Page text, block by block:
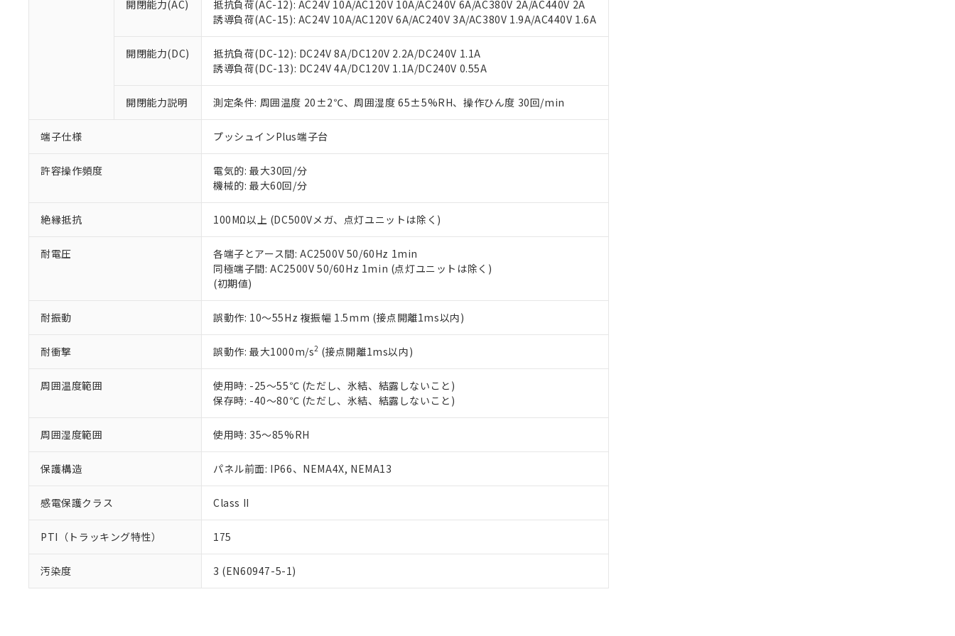
開閉能力(AC)
抵抗負荷(AC-12): AC24V 10A/AC120V 10A/AC240V 6A/AC380V 2A/AC440V 2A
誘導負荷(AC-15): AC24V 10A/AC120V 6A/AC240V 3A/AC380V 1.9A/AC440V 1.6A
開閉能力(DC)
抵抗負荷(DC-12): DC24V 8A/DC120V 2.2A/DC240V 1.1A
誘導負荷(DC-13): DC24V 4A/DC120V 1.1A/DC240V 0.55A
開閉能力説明 測定条件: 周囲温度 20±2℃、周囲湿度 65±5%RH、操作ひん度 30回/min
端子仕様 プッシュインPlus端子台
許容操作頻度
電気的: 最大30回/分
機械的: 最大60回/分
絶縁抵抗 100MΩ以上 (DC500Vメガ、点灯ユニットは除く)
耐電圧
各端子とアース間: AC2500V 50/60Hz 1min
同極端子間: AC2500V 50/60Hz 1min (点灯ユニットは除く)
(初期値)
耐振動 誤動作: 10～55Hz 複振幅 1.5mm (接点開離1ms以内)
耐衝撃 誤動作: 最大1000m/s2 (接点開離1ms以内)
周囲温度範囲
使用時: -25～55℃ (ただし、氷結、結露しないこと)
保存時: -40～80℃ (ただし、氷結、結露しないこと)
周囲湿度範囲 使用時: 35～85%RH
保護構造 パネル前面: IP66、NEMA4X, NEMA13
感電保護クラス Class II
PTI（トラッキング特性） 175
汚染度 3 (EN60947-5-1)
お客様が当ウェブサイト上で当社にご登録された部品リストについて、当社および当社の共同利用者
が、当社の製品・サービスに関するお客様との取引・商談に必要な範囲で利用することをご了承くだ
さい。
※当社の共同利用者とは、"個人情報の共同利用に関して"
いる法人を指します。
※3 非含有証明書ダウンロード
下記の非含有証明書をダウンロードすることができます。
EU RoHS指令（10物質）の非含有証明書
51物質の非含有証明書（当社基準）
※本証明書は発行日時点で非含有を証明するもので、過去に遡って非含有を証明するものではありません。
また、RoHS指令のフタル酸エステル類４物質の対応では、対応完了までの期間は出荷製品に未対応品が
既に当社にて対応品への在庫切替を完了していることから、特段のことがない限り、2022年1月12日よ
り割愛しております。
「－」：未確認です。当社販売部門へお問い合わせください。
合意する キャンセル
白